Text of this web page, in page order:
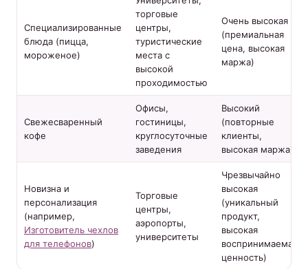
Специализированные
блюда (пицца,
мороженое)
торговые
центры,
туристические
места с
высокой
проходимостью
Очень высокая
(премиальная
цена, высокая
маржа)
Свежесваренный
кофе
Офисы,
гостиницы,
круглосуточные
заведения
Высокий
(повторные
клиенты,
высокая маржа)
Новизна и
персонализация
(например,
Изготовитель чехлов
для телефонов)
Торговые
центры,
аэропорты,
университеты
Чрезвычайно
высокая
(уникальный
продукт,
высокая
воспринимаемая
ценность)